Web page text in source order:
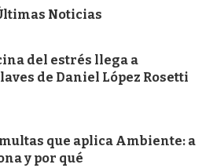
Noticias
del estrés llega a
de Daniel López Rosetti
que aplica Ambiente: a
y por qué